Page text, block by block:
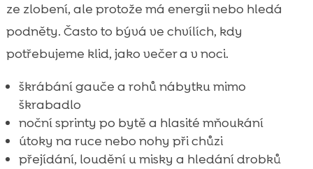
ze zlobení, ale protože má energii nebo hledá
podněty. Často to bývá ve chvílích, kdy
potřebujeme klid, jako večer a v noci.
škrábání gauče a rohů nábytku mimo
škrabadlo
noční sprinty po bytě a hlasité mňoukání
útoky na ruce nebo nohy při chůzi
přejídání, loudění u misky a hledání drobků